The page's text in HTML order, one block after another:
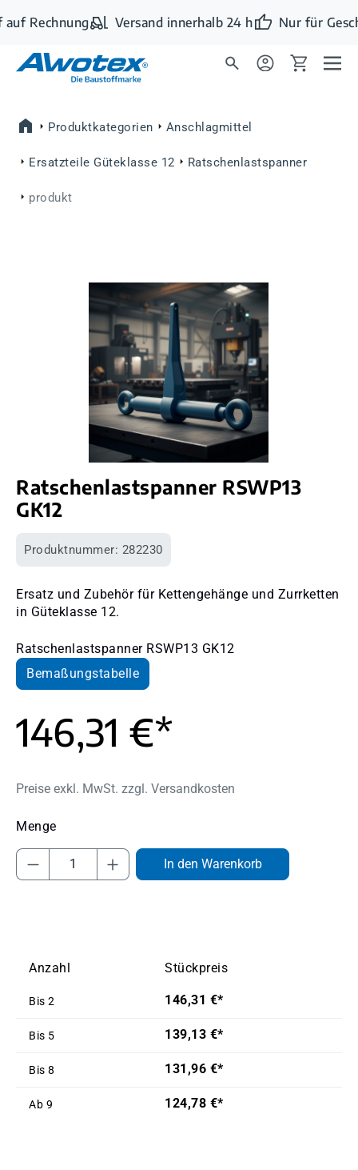
Zum Hauptinhalt springen
Rechnung Versand innerhalb 24 h Nur für
Produktkategorien Anschlagmittel
Ersatzteile Güteklasse 12 Ratschenlastspanner
produkt
Bildergalerie überspringen
Ratschenlastspanner RSWP13
GK12
Produktnummer: 282230
Ersatz und Zubehör für Kettengehänge und Zurrketten
in Güteklasse 12.
Ratschenlastspanner RSWP13 GK12
Bemaßungstabelle
146,31 €*
Preise exkl. MwSt. zzgl. Versandkosten
Produkt Anzahl: Gib den gewünschten
In den Warenkorb
Anzahl Stückpreis
Bis 2 146,31 €*
Bis 5 139,13 €*
Bis 8 131,96 €*
Ab 9 124,78 €*